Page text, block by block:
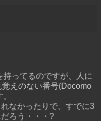
ってるのですが、人に
えのない番号(Docomo
なかったりで、すでに3
ろう・・・?